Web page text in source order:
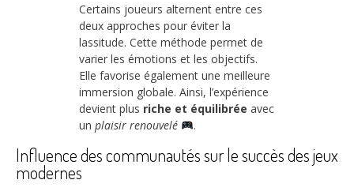
Certains joueurs alternent entre ces
deux approches pour éviter la
lassitude. Cette méthode permet de
varier les émotions et les objectifs.
Elle favorise également une meilleure
immersion globale. Ainsi, l’expérience
devient plus riche et équilibrée avec
un plaisir renouvelé .
Influence des communautés sur le succès des jeux
modernes